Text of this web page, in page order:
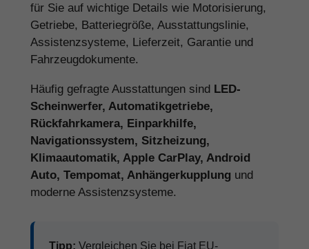
für Sie auf wichtige Details wie Motorisierung,
Getriebe, Batteriegröße, Ausstattungslinie,
Assistenzsysteme, Lieferzeit, Garantie und
Fahrzeugdokumente.
Häufig gefragte Ausstattungen sind LED-
Scheinwerfer, Automatikgetriebe,
Rückfahrkamera, Einparkhilfe,
Navigationssystem, Sitzheizung,
Klimaautomatik, Apple CarPlay, Android
Auto, Tempomat, Anhängerkupplung und
moderne Assistenzsysteme.
Tipp: Vergleichen Sie bei Fiat EU-